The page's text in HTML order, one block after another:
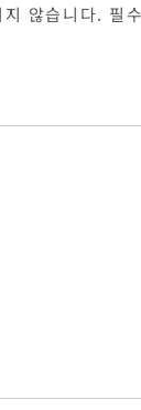
않습니다. 필